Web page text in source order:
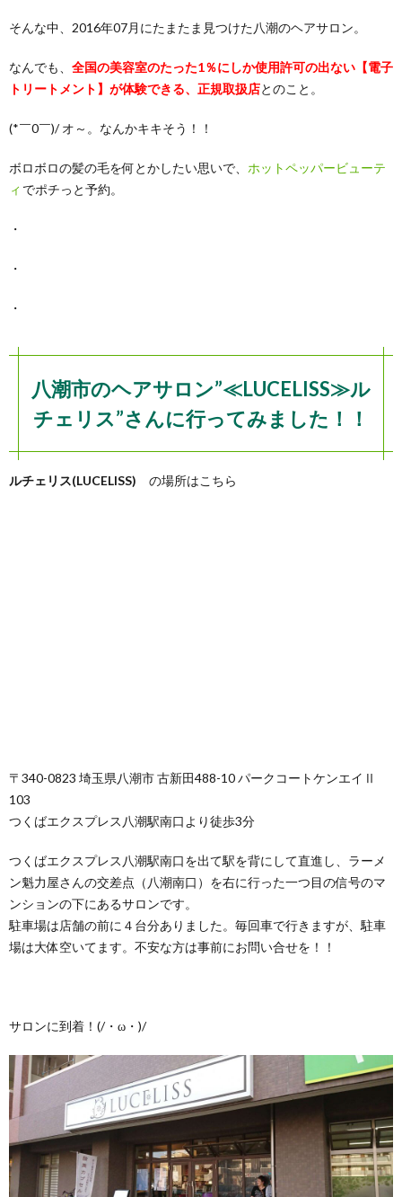
そんな中、2016年07月にたまたま見つけた八潮のヘアサロン。
なんでも、 全国の美容室のたった1％にしか使用許可の出ない【電子
トリートメント】が体験できる、正規取扱店とのこと。
(*￣0￣)/ オ～。なんかキキそう！！
ボロボロの髪の毛を何とかしたい思いで、 ホットペッパービューテ
ィ でポチっと予約。
・
・
・
八潮市のヘアサロン”≪LUCELISS≫ル
チェリス”さんに行ってみました！！
ルチェリス(LUCELISS) の場所はこちら
〒340-0823 埼玉県八潮市 古新田488-10 パークコートケンエイⅡ
103
つくばエクスプレス八潮駅南口より徒歩3分
つくばエクスプレス八潮駅南口を出て駅を背にして直進し、ラーメ
ン魁力屋さんの交差点（八潮南口）を右に行った一つ目の信号のマ
ンションの下にあるサロンです。
駐車場は店舗の前に４台分ありました。毎回車で行きますが、駐車
場は大体空いてます。不安な方は事前にお問い合せを！！
サロンに到着！(/・ω・)/